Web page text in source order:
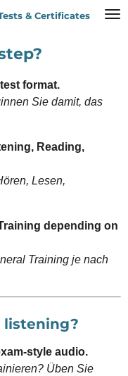
& Certificates
format.
Sie damit, das
Reading,
Lesen,
depending on
Training je nach
listening?
style audio.
Üben Sie